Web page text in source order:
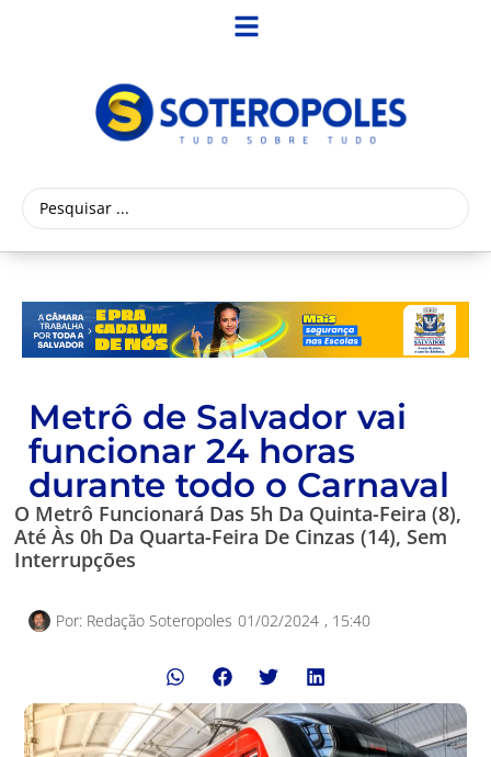
Metrô de Salvador vai
funcionar 24 horas
durante todo o Carnaval
O Metrô Funcionará Das 5h Da Quinta-Feira (8),
Até Às 0h Da Quarta-Feira De Cinzas (14), Sem
Interrupções
Por: Redação Soteropoles 01/02/2024 , 15:40